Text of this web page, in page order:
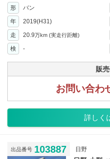
形 バン
年
2019(H31)
走 20.9万km (実走行距離)
検
-
販
お問い合わ
詳しく
出品番号 103887 日野